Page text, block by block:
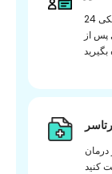
پشتیبانی و کمک مشاور پزشکی 24x7 در طول سفر
پس از